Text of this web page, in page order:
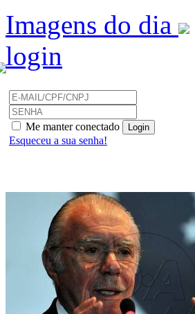
Imagens do dia
login
Me manter conectado
Esqueceu a sua senha!